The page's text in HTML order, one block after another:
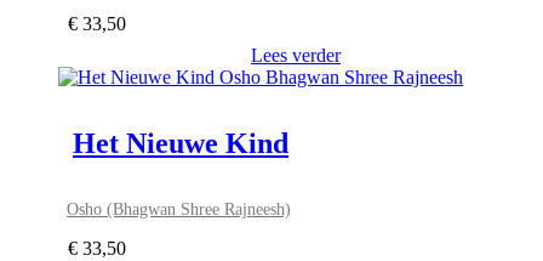
€ 33,50
Lees verder
Het Nieuwe Kind
Osho (Bhagwan Shree Rajneesh)
€ 33,50